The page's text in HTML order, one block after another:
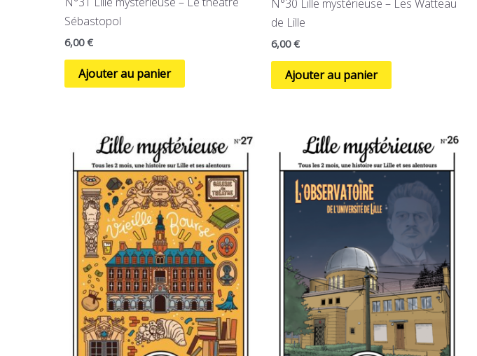
Sébastopol
6,00€
Ajouter au panier
N°30 Lille mystérieuse – Les Watteau
de Lille
6,00€
Ajouter au panier